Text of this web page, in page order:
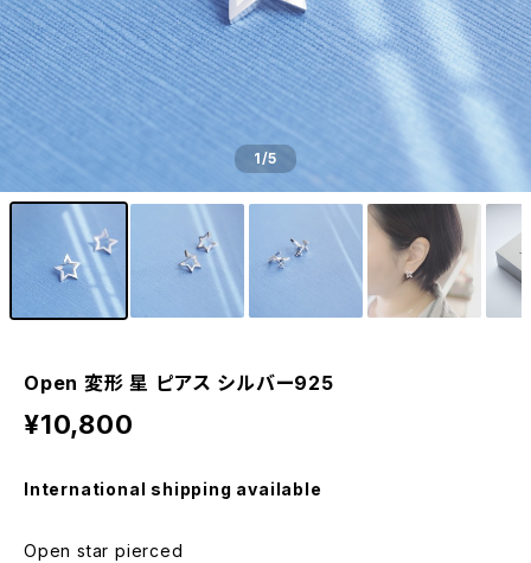
1/5
Open 変形 星 ピアス シルバー925
¥10,800
International shipping available
Open star pierced